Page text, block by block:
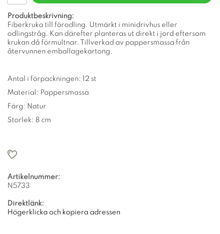
Produktbeskrivning:
Fiberkruka till förodling. Utmärkt i minidrivhus eller
odlingstråg. Kan därefter planteras ut direkt i jord eftersom
krukan då förmultnar. Tillverkad av pappersmassa från
återvunnen emballagekartong.
Antal i förpackningen: 12 st
Material: Pappersmassa
Färg: Natur
Storlek: 8 cm
Artikelnummer:
N5733
Direktlänk:
Högerklicka och kopiera adressen